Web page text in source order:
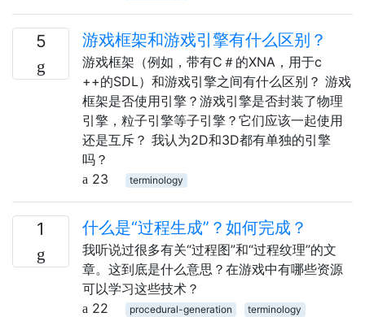
5 游戏框架和游戏引擎有什么区别？
游戏框架（例如，带有C＃的XNA，用于c
++的SDL）和游戏引擎之间有什么区别？ 游戏
框架是否使用引擎？游戏引擎是否封装了物理
引擎，粒子引擎等子引擎？它们应该一起使用
还是互斥？ 我认为2D和3D都有单独的引擎
吗？
23
terminology
1 什么是“过程生成”？如何完成？
我听说过很多有关“过程图”和“过程纹理”的文
章。这到底是什么意思？在游戏中有哪些资源
可以学习这些技术？
22
procedural-generation terminology